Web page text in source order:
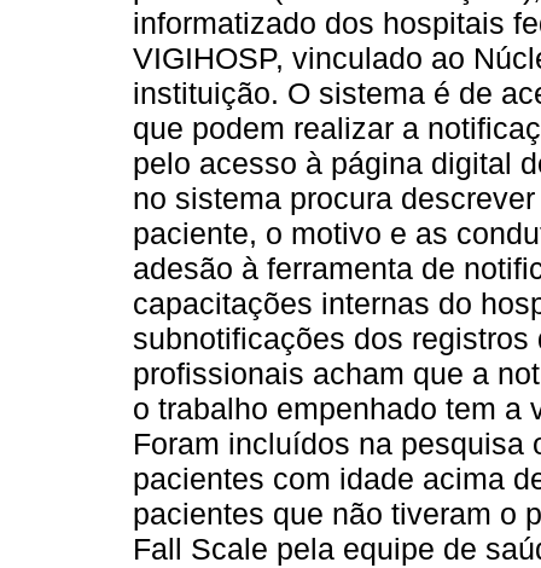
informatizado dos hospitais
VIGIHOSP, vinculado ao
instituição. O sistema é de
que podem realizar a
pelo acesso à página digital
no sistema procura
paciente, o motivo e as
adesão à ferramenta de
capacitações internas do
subnotificações dos
profissionais acham que a
o trabalho empenhado tem a
Foram incluídos na pesquisa
pacientes com idade acima
pacientes que não tiveram o
Fall Scale pela equipe de